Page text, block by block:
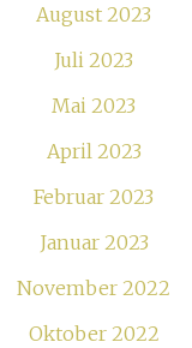
August 2023
Juli 2023
Mai 2023
April 2023
Februar 2023
Januar 2023
November 2022
Oktober 2022